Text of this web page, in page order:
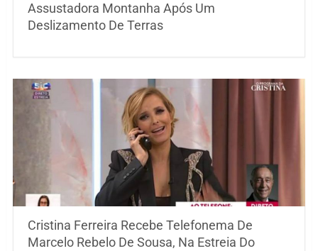
Assustadora Montanha Após Um
Deslizamento De Terras
Cristina Ferreira Recebe Telefonema De
Marcelo Rebelo De Sousa, Na Estreia Do